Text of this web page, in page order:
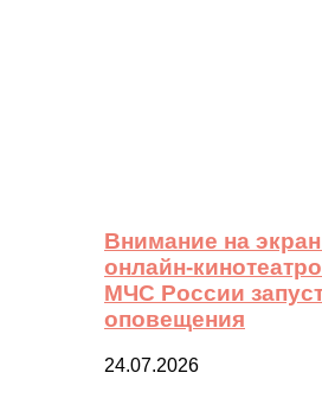
Внимание на
онлайн-
МЧС России
оповещения
24.07.2026